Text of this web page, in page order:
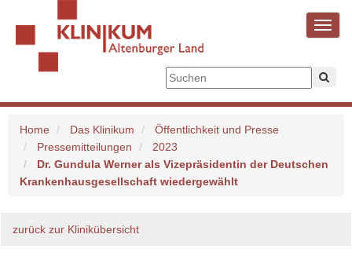
Home Das Klinikum
Öffentlichkeit und Presse
Pressemitteilungen
2023
Dr. Gundula Werner als Vizepräsidentin der Deutschen
Krankenhausgesellschaft wiedergewählt
zurück zur Klinikübersicht